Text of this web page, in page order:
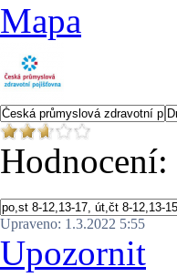
Mapa
Hodnocení:
Upraveno: 1.3.2022 5:55
Upozornit